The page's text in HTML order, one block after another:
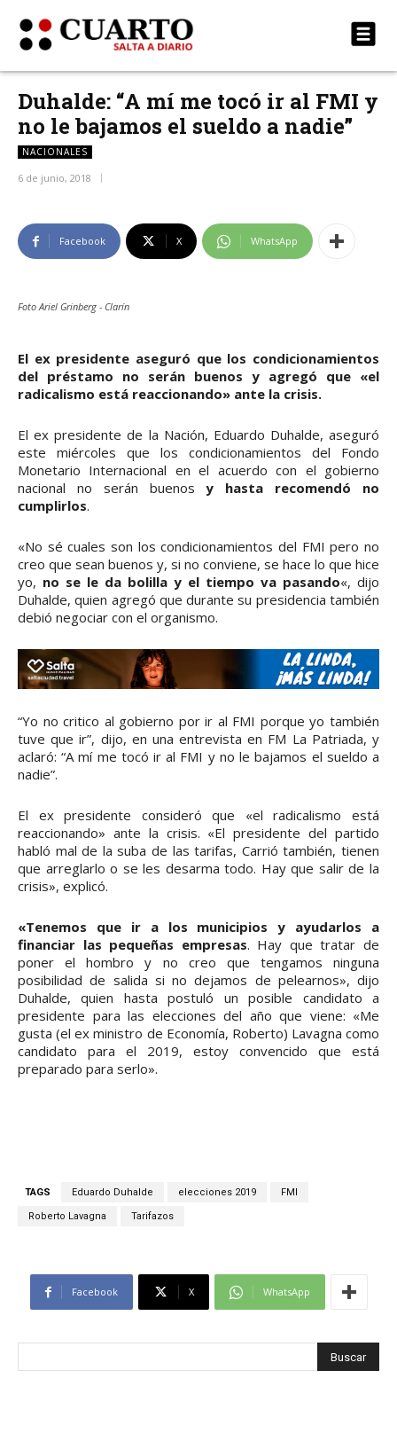
Duhalde: “A mí me tocó ir al FMI y
no le bajamos el sueldo a nadie”
NACIONALES
6 de junio, 2018
Facebook X WhatsApp
Foto Ariel Grinberg - Clarín
El ex presidente aseguró que los condicionamientos
del préstamo no serán buenos y agregó que «el
radicalismo está reaccionando» ante la crisis.
El ex presidente de la Nación, Eduardo Duhalde, aseguró
este miércoles que los condicionamientos del Fondo
Monetario Internacional en el acuerdo con el gobierno
nacional no serán buenosy hasta recomendó no
cumplirlos.
«No sé cuales son los condicionamientos del FMI pero no
creo que sean buenos y, si no conviene, se hace lo que hice
yo, no se le da bolilla y el tiempo va pasando«, dijo
Duhalde, quien agregó que durante su presidencia también
debió negociar con el organismo.
“Yo no critico al gobierno por ir al FMI porque yo también
tuve que ir”, dijo, en una entrevista en FM La Patriada, y
aclaró: “A mí me tocó ir al FMI y no le bajamos el sueldo a
nadie”.
El ex presidente consideró que «el radicalismo está
reaccionando» ante la crisis. «El presidente del partido
habló mal de la suba de las tarifas, Carrió también, tienen
que arreglarlo o se les desarma todo. Hay que salir de la
crisis», explicó.
«Tenemos que ir a los municipios y ayudarlos a
financiar las pequeñas empresas. Hay que tratar de
poner el hombro y no creo que tengamos ninguna
posibilidad de salida si no dejamos de pelearnos», dijo
Duhalde, quien hasta postuló un posible candidato a
presidente para las elecciones del año que viene: «Me
gusta (el ex ministro de Economía, Roberto) Lavagna como
candidato para el 2019, estoy convencido que está
preparado para serlo».
TAGS Eduardo Duhalde elecciones 2019 FMI
Roberto Lavagna Tarifazos
Facebook X WhatsApp